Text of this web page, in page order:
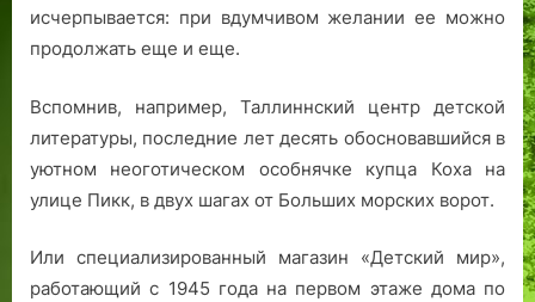
исчерпывается: при вдумчивом желании ее можно
продолжать еще и еще.
Вспомнив, например, Таллиннский центр детской
литературы, последние лет десять обосновавшийся в
уютном неоготическом особнячке купца Коха на
улице Пикк, в двух шагах от Больших морских ворот.
Или специализированный магазин «Детский мир»,
работающий с 1945 года на первом этаже дома по